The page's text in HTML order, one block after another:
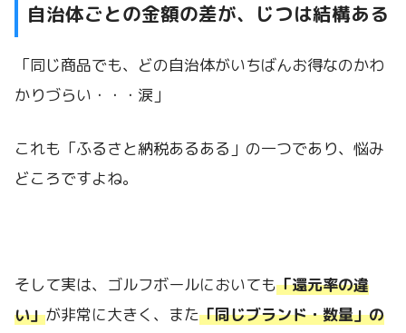
自治体ごとの金額の差が、じつは結構ある
「同じ商品でも、どの自治体がいちばんお得なのかわ
かりづらい・・・涙」
これも「ふるさと納税あるある」の一つであり、悩み
どころですよね。
そして実は、ゴルフボールにおいても「還元率の違
い」が非常に大きく、また「同じブランド・数量」の